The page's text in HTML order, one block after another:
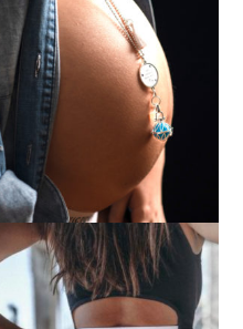
Vote fermé !